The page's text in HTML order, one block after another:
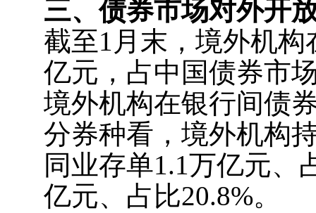
三、债券市场对外开
截至1月末，境外机
亿元，占中国债券市
境外机构在银行间债
分券种看，境外机构
同业存单1.1万亿元、
亿元、占比20.8%。